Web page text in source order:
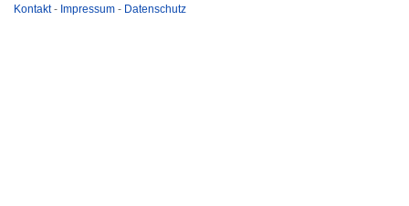
Kontakt- Impressum - Datenschutz